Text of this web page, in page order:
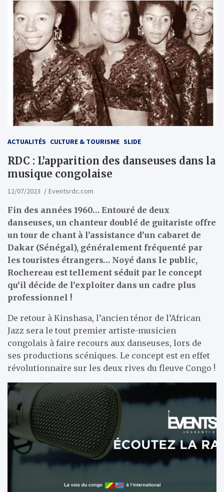
ACTUALITÉS CULTURE & TOURISME SLIDE
RDC : L’apparition des danseuses dans la
musique congolaise
12/07/2023 Eventsrdc.com
Fin des années 1960… Entouré de deux
danseuses, un chanteur doublé de guitariste offre
un tour de chant à l’assistance d’un cabaret de
Dakar (Sénégal), généralement fréquenté par
les touristes étrangers… Noyé dans le public,
Rochereau est tellement séduit par le concept
qu’il décide de l’exploiter dans un cadre plus
professionnel !
De retour à Kinshasa, l’ancien ténor de l’African
Jazz sera le tout premier artiste-musicien
congolais à faire recours aux danseuses, lors de
ses productions scéniques. Le concept est en effet
révolutionnaire sur les deux rives du fleuve Congo !